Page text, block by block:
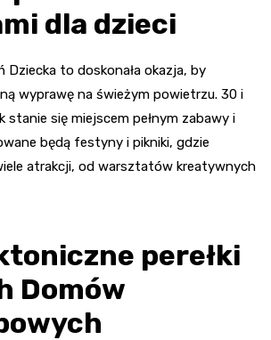
dla dzieci
Dziecka to doskonała okazja, by
wyprawę na świeżym powietrzu. 30 i
stanie się miejscem pełnym zabawy i
będą festyny i pikniki, gdzie
atrakcji, od warsztatów kreatywnych
perełki
Domów